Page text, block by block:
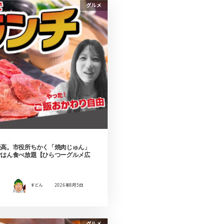
グルメ
。市役所ちかく「焼肉じゅん」
ん食べ放題【ひらつーグルメ広
すどん 2026年8月5日